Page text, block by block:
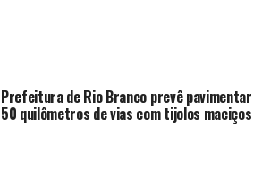
Prefeitura de Rio Branco prevê pavimentar
50 quilômetros de vias com tijolos maciços